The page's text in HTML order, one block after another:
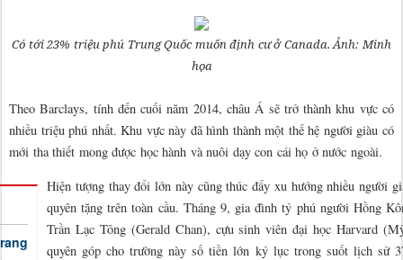
Có tới 23% triệu phú Trung Quốc muốn định cư ở Canada. Ảnh: Minh
họa
Theo Barclays, tính đến cuối năm 2014, châu Á sẽ trở thành khu vực có
nhiều triệu phú nhất. Khu vực này đã hình thành một thế hệ người giàu có
mới tha thiết mong được học hành và nuôi dạy con cái họ ở nước ngoài.
Hiện tượng thay đổi lớn này cũng thúc đẩy xu hướng nhiều người
quyên tặng trên toàn cầu. Tháng 9, gia đình tỷ phú người Hồng
Trần Lạc Tông (Gerald Chan), cựu sinh viên đại học Harvard
quyên góp cho trường này số tiền lớn kỷ lục trong suốt lịch sử